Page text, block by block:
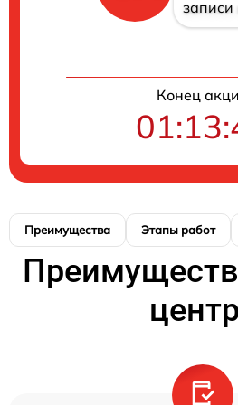
записи
Конец
Преимущества Этапы работ